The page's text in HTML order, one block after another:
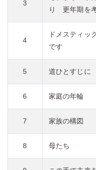
3
り 更年期を
4
ドメスティッ
です
5 道ひとすじに
6 家庭の年輪
7 家族の構図
8 母たち